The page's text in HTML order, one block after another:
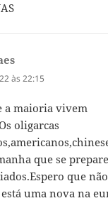
às 22:15
a maioria vivem
oligarcas
que se
que
uma nova na